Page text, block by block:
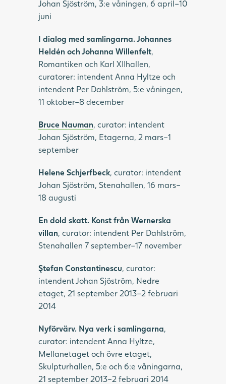
Johan Sjöström, 3:e våningen, 6 april–10
juni
I dialog med samlingarna. Johannes
Heldén och Johanna Willenfelt,
Romantiken och Karl XIIhallen,
curatorer: intendent Anna Hyltze och
intendent Per Dahlström, 5:e våningen,
11 oktober–8 december
Bruce Nauman, curator: intendent
Johan Sjöström, Etagerna, 2 mars–1
september
Helene Schjerfbeck, curator: intendent
Johan Sjöström, Stenahallen, 16 mars–
18 augusti
En dold skatt. Konst från Wernerska
villan, curator: intendent Per Dahlström,
Stenahallen 7 september–17 november
Ştefan Constantinescu, curator:
intendent Johan Sjöström, Nedre
etaget, 21 september 2013–2 februari
2014
Nyförvärv. Nya verk i samlingarna,
curator: intendent Anna Hyltze,
Mellanetaget och övre etaget,
Skulpturhallen, 5:e och 6:e våningarna,
21 september 2013–2 februari 2014